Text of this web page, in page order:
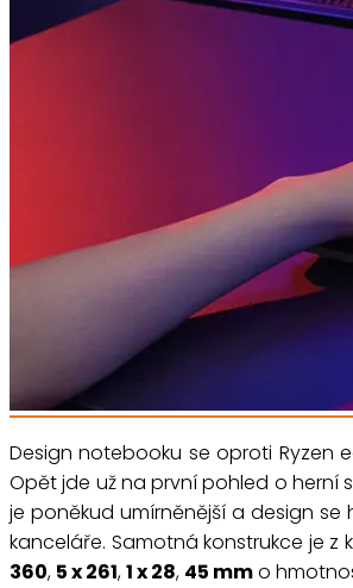
Design notebooku se oproti Ryzen
Opět jde už na první pohled o herní
je poněkud umírněnější a design
kanceláře. Samotná konstrukce je z
360, 5 x 261,1 x 28, 45 mmo